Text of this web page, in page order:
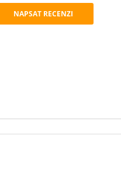
NAPSAT RECENZI